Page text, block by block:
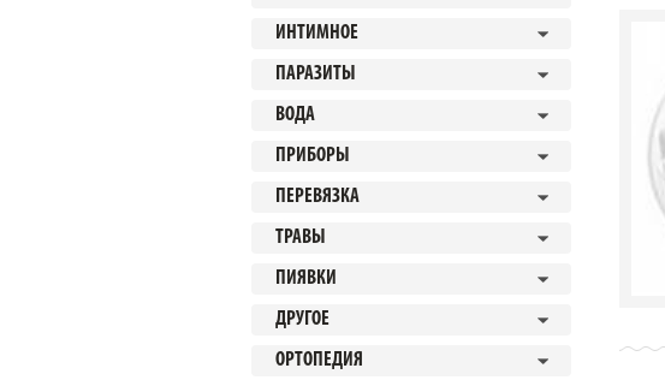
ИНТИМНОЕ
ПАРАЗИТЫ
ВОДА
ПРИБОРЫ
ПЕРЕВЯЗКА
ТРАВЫ
ПИЯВКИ
ДРУГОЕ
ОРТОПЕДИЯ